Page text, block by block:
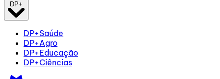
DP+
DP+Saúde
DP+Agro
DP+Educação
DP+Ciências